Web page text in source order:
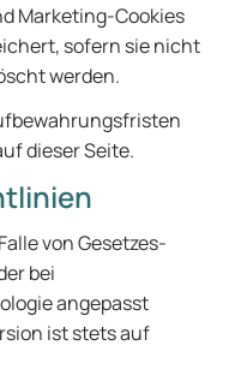
Marketing-Cookies
sofern sie nicht
werden.
dieser Seite.
von Gesetzes-
bei
angepasst
ist stets auf